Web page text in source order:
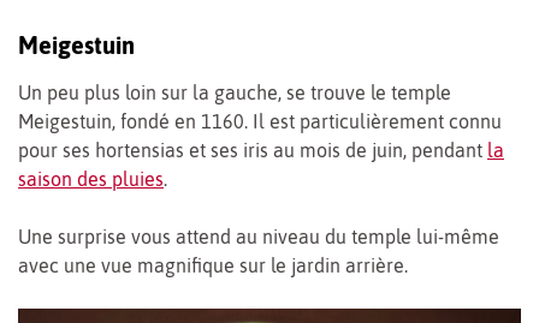
Meigestuin
Un peu plus loin sur la gauche, se trouve le temple
Meigestuin, fondé en 1160. Il est particulièrement connu
pour ses hortensias et ses iris au mois de juin, pendant la
saison des pluies.
Une surprise vous attend au niveau du temple lui-même
avec une vue magnifique sur le jardin arrière.